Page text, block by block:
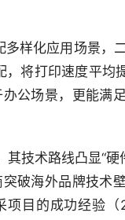
样化应用场景，
将打印速度平均提
公场景，更能满
技术路线凸显“硬
破海外品牌技术
项目的成功经验